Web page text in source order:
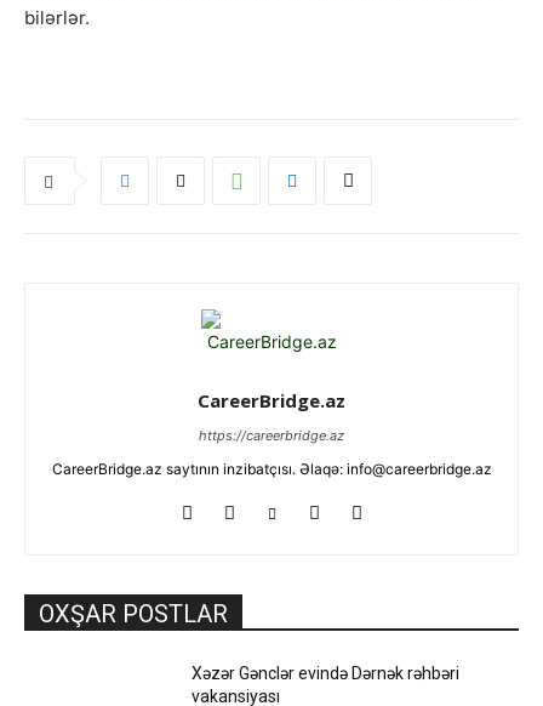
bilərlər.
CareerBridge.az
https://careerbridge.az
CareerBridge.az saytının inzibatçısı. Əlaqə: info@careerbridge.az
OXŞAR POSTLAR
Xəzər Gənclər evində Dərnək rəhbəri
vakansiyası